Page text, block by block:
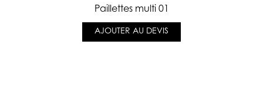
Paillettes multi 01
AJOUTER AU DEVIS